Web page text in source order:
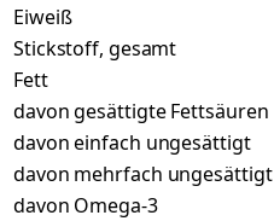
Eiweiß
Stickstoff, gesamt
Fett
davon gesättigte Fettsäuren
davon einfach ungesättigt
davon mehrfach ungesättigt
davon Omega-3